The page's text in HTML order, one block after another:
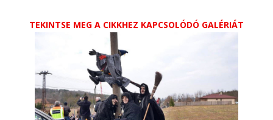
TEKINTSE MEG A CIKKHEZ KAPCSOLÓDÓ GALÉRIÁT